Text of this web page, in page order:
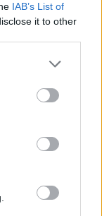
IAB’s List of
it to other